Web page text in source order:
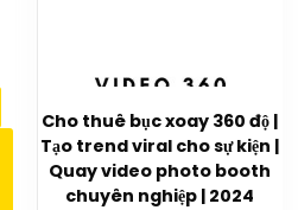
Cho thuê bục xoay 360 độ |
Tạo trend viral cho sự kiện |
Quay video photo booth
chuyên nghiệp | 2024